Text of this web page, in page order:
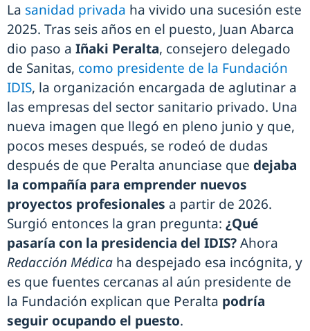
La sanidad privada ha vivido una sucesión este
2025. Tras seis años en el puesto, Juan Abarca
dio paso a Iñaki Peralta, consejero delegado
de Sanitas, como presidente de la Fundación
IDIS, la organización encargada de aglutinar a
las empresas del sector sanitario privado. Una
nueva imagen que llegó en pleno junio y que,
pocos meses después, se rodeó de dudas
después de que Peralta anunciase que dejaba
la compañía para emprender nuevos
proyectos profesionales a partir de 2026.
Surgió entonces la gran pregunta: ¿Qué
pasaría con la presidencia del IDIS?Ahora
Redacción Médica ha despejado esa incógnita, y
es que fuentes cercanas al aún presidente de
la Fundación explican que Peralta podría
seguir ocupando el puesto.